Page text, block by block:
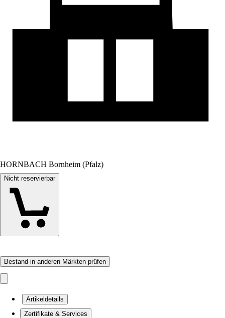
HORNBACH Bornheim (Pfalz)
Nicht reservierbar
Bestand in anderen Märkten prüfen
Artikeldetails
Zertifikate & Services